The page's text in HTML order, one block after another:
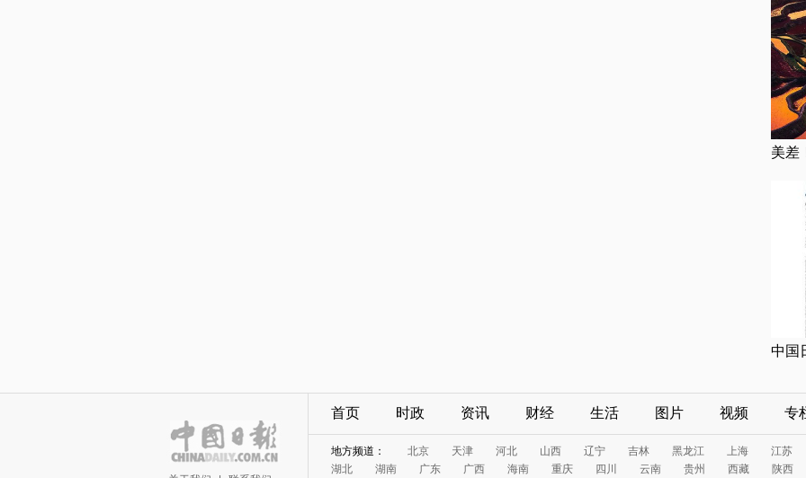
美差
中国
首页 时政 资讯 财经 生活 图片 视频 专
地方频道： 北京 天津 河北 山西 辽宁 吉林 黑龙江 上海 江苏
湖北
湖南 广东 广西 海南 重庆 四川 云南 贵州 西藏 陕西